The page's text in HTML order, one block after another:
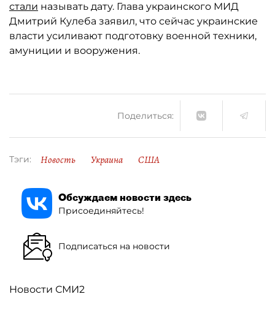
стали называть дату. Глава украинского МИД
Дмитрий Кулеба заявил, что сейчас украинские
власти усиливают подготовку военной техники,
амуниции и вооружения.
Поделиться:
Тэги: Новость Украина США
Обсуждаем новости здесь
Присоединяйтесь!
Подписаться на новости
Новости СМИ2